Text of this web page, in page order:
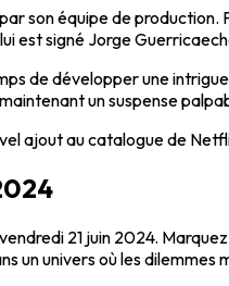
son équipe de production.
est signé Jorge
de développer une
un suspense
ajout au catalogue de
21 juin 2024.
un univers où les